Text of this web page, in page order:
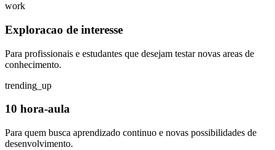
work
Exploracao de interesse
Para profissionais e estudantes que desejam testar novas areas de
conhecimento.
trending_up
10 hora-aula
Para quem busca aprendizado continuo e novas possibilidades de
desenvolvimento.